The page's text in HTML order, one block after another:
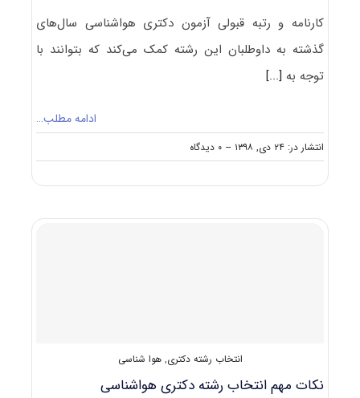
کارنامه و رتبه قبولی آزمون دکتری هواشناسی سال‌های
گذشته به داوطلبان این رشته کمک می‌کند که بتوانند با
توجه به [...]
ادامه مطلب…
انتشار در: ۲۴ دی, ۱۳۹۸ -- ۰ دیدگاه
on
کارنامه
آزمون
انتخاب رشته دکتری,هوا شناسی
نکات مهم انتخاب رشته دکتری هواشناسی